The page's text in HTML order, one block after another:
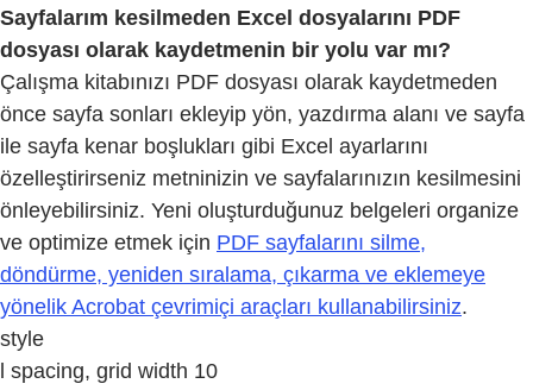
Sayfalarım kesilmeden Excel dosyalarını PDF
dosyası olarak kaydetmenin bir yolu var mı?
Çalışma kitabınızı PDF dosyası olarak kaydetmeden
önce sayfa sonları ekleyip yön, yazdırma alanı ve sayfa
ile sayfa kenar boşlukları gibi Excel ayarlarını
özelleştirirseniz metninizin ve sayfalarınızın kesilmesini
önleyebilirsiniz. Yeni oluşturduğunuz belgeleri organize
ve optimize etmek için PDF sayfalarını silme,
döndürme, yeniden sıralama, çıkarma ve eklemeye
yönelik Acrobat çevrimiçi araçları kullanabilirsiniz.
style
l spacing, grid width 10